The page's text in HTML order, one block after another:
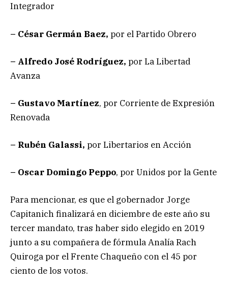
Integrador
– César Germán Baez, por el Partido Obrero
– Alfredo José Rodríguez, por La Libertad
Avanza
– Gustavo Martínez, por Corriente de Expresión
Renovada
– Rubén Galassi, por Libertarios en Acción
– Oscar Domingo Peppo, por Unidos por la Gente
Para mencionar, es que el gobernador Jorge
Capitanich finalizará en diciembre de este año su
tercer mandato, tras haber sido elegido en 2019
junto a su compañera de fórmula Analía Rach
Quiroga por el Frente Chaqueño con el 45 por
ciento de los votos.